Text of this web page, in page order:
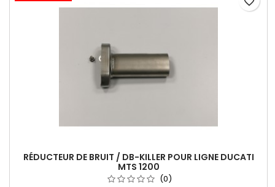
RÉDUCTEUR DE BRUIT / DB-KILLER POUR LIGNE DUCATI
MTS 1200
(0)